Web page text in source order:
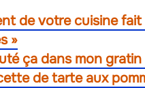
de votre cuisine
»
ça dans mon
de tarte aux